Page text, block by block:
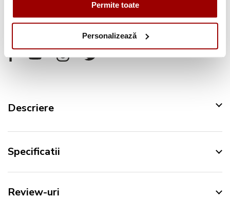
Permite toate
Personalizează
Descriere
Specificatii
Review-uri